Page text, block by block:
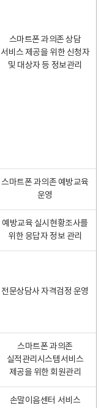
스마트폰 과의존 상담
서비스 제공을 위한 신청자
및 대상자 등 정보관리
스마트폰 과의존 예방교육
운영
예방교육 실시현황조사를
위한 응답자 정보 관리
전문상담사 자격검정 운영
스마트폰 과의존
실적관리시스템서비스
제공을 위한 회원관리
손말이음센터 서비스